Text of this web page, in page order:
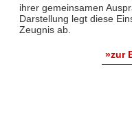
ihrer gemeinsamen
Darstellung legt diese
Zeugnis ab.
»zur